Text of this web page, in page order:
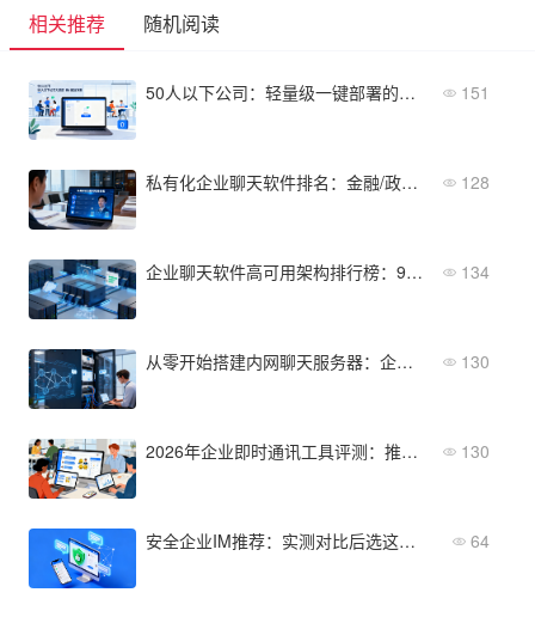
相关推荐 随机阅读
50人以下公司：轻量级一键部署的私有化IM有哪些？ 151
私有化企业聊天软件排名：金融/政企采购参考榜单 128
企业聊天软件高可用架构排行榜：99.99%可用性如何实现？ 134
从零开始搭建内网聊天服务器：企业级部署全流程指南 130
2026年企业即时通讯工具评测：推荐这5款适合中小团队的系统 130
安全企业IM推荐：实测对比后选这几款 64